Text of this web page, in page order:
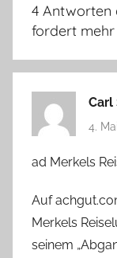
4 Antworten
fordert
Carl
4.
ad Merkels
Auf
Merkels
seinem